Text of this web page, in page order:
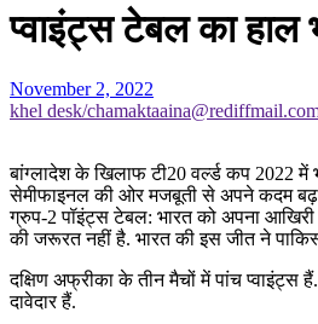
प्वाइंट्स टेबल का हाल
November 2, 2022
khel desk/
बांग्लादेश के खिलाफ टी20 वर्ल्ड कप 2022 में
सेमीफाइनल की ओर मजबूती से अपने कदम
ग्रुप-2 पॉइंट्स टेबल: भारत को अपना
की जरूरत नहीं है. भारत की इस जीत ने
दक्षिण अफ्रीका के तीन मैचों में पांच
दावेदार हैं.